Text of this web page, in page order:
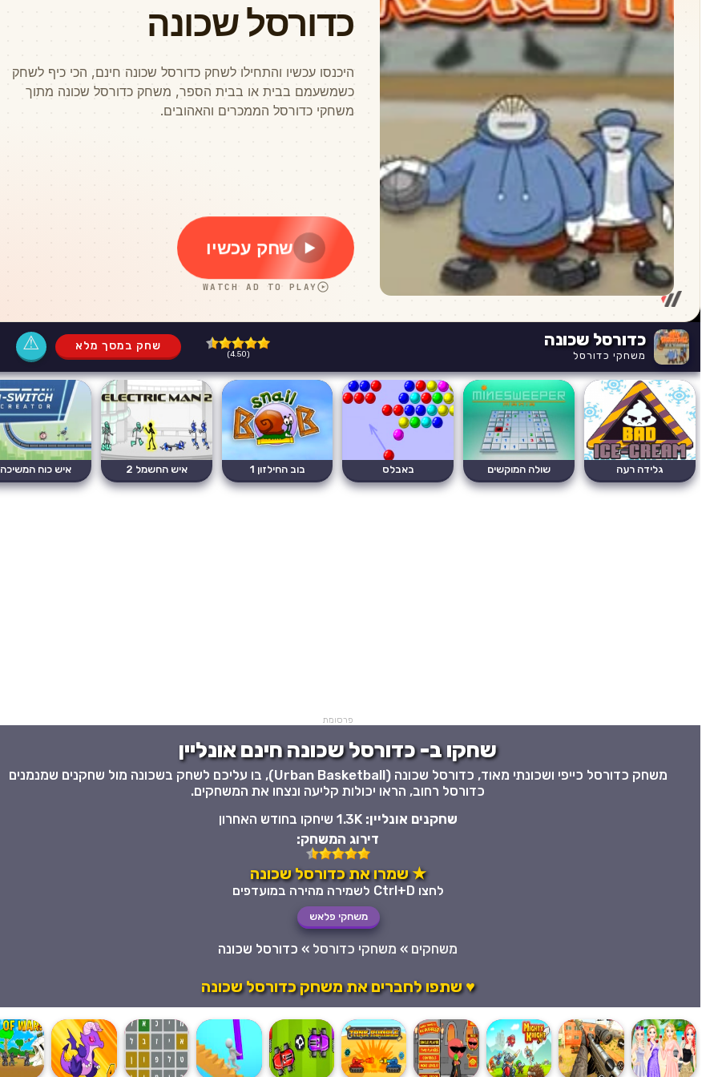
כדורסל שכונה
משחקי כדורסל (4.50)
שחק במסך מלא ⚠
גלידה רעה שולה המוקשים באבלס בוב החילזון 1 איש החשמל 2 איש כוח המשיכה
פרסומת
שחקו ב- כדורסל שכונה חינם אונליין
משחק כדורסל כייפי ושכונתי מאוד, כדורסל שכונה (Urban Basketball), בו עליכם לשחק בשכונה מול שחקנים שמנמנים
כדורסל רחוב, הראו יכולות קליעה ונצחו את המשחקים.
שחקנים אונליין:1.3K שיחקו בחודש האחרון
דירוג המשחק:
★ שמרו את כדורסל שכונה
לחצו Ctrl+D לשמירה מהירה במועדפים
משחקי פלאש
משחקים » משחקי כדורסל » כדורסל שכונה
♥ שתפו לחברים את משחק כדורסל שכונה